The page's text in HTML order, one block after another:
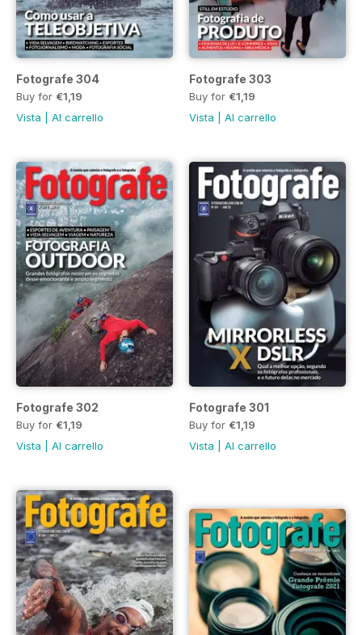
Fotografe 304
Buy for €1,19
Vista
Al carrello
Fotografe 303
Buy for €1,19
Vista
Al carrello
Fotografe 302
Buy for €1,19
Vista
Al carrello
Fotografe 301
Buy for €1,19
Vista
Al carrello